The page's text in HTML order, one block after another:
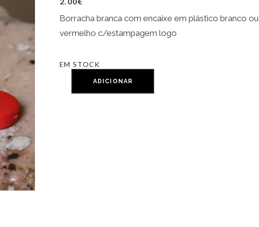
Borracha branca com encaixe em plástico branco ou
vermelho c/estampagem logo
EM STOCK
ADICIONAR